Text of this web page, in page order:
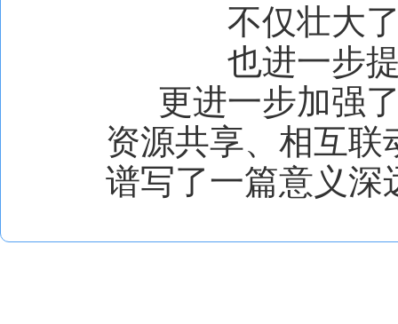
不仅壮大
也进一步
更进一步加强
资源共享、相互联
谱写了一篇意义深